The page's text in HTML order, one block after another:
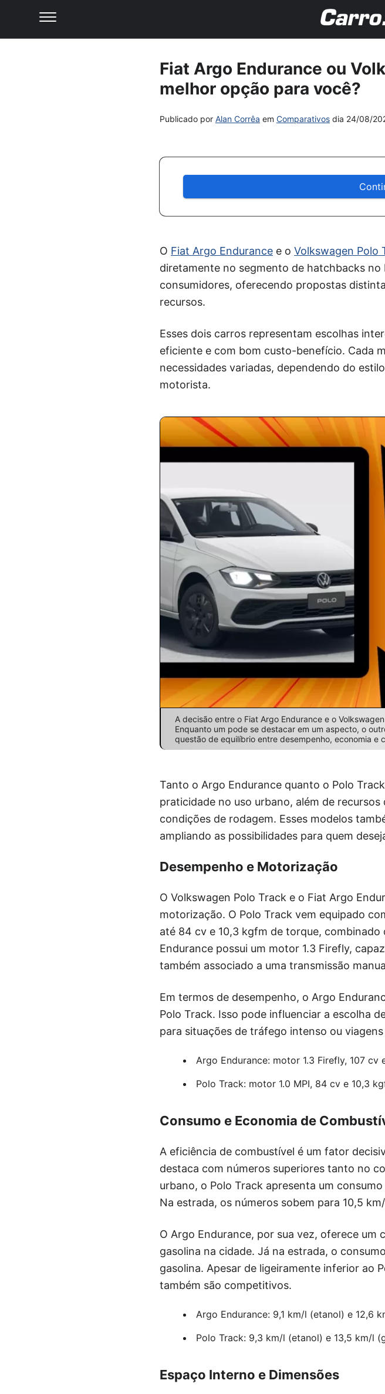
Fiat Argo Endurance ou
melhor opção para você?
Publicado por Alan Corrêa em Comparativos dia 24/08/
O Fiat Argo Endurance e o Volkswagen Polo
diretamente no segmento de hatchbacks
consumidores, oferecendo propostas
recursos.
Esses dois carros representam escolhas
eficiente e com bom custo-benefício. Cada
necessidades variadas, dependendo do
motorista.
A decisão entre o Fiat Argo Endurance e o
Enquanto um pode se destacar em um aspecto, o
questão de equilíbrio entre desempenho, economia e
Tanto o Argo Endurance quanto o Polo
praticidade no uso urbano, além de
condições de rodagem. Esses modelos
ampliando as possibilidades para quem
Desempenho e Motorização
O Volkswagen Polo Track e o Fiat Argo
motorização. O Polo Track vem equipado
até 84 cv e 10,3 kgfm de torque,
Endurance possui um motor 1.3 Firefly,
também associado a uma transmissão
Em termos de desempenho, o Argo
Polo Track. Isso pode influenciar a escolha
para situações de tráfego intenso ou
Argo Endurance: motor 1.3 Firefly, 107 cv
Polo Track: motor 1.0 MPI, 84 cv e 10,3
Consumo e Economia de
A eficiência de combustível é um fator
destaca com números superiores tanto no
urbano, o Polo Track apresenta um
Na estrada, os números sobem para 10,5
O Argo Endurance, por sua vez, oferece um
gasolina na cidade. Já na estrada, o
gasolina. Apesar de ligeiramente inferior ao
também são competitivos.
Argo Endurance: 9,1 km/l (etanol) e 12,6
Polo Track: 9,3 km/l (etanol) e 13,5 km/l
Espaço Interno e Dimensões